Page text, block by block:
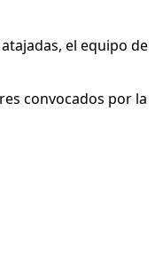
el equipo de
convocados por la